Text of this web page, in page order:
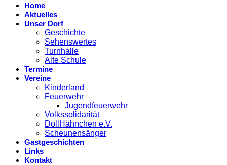
Home
Aktuelles
Unser Dorf
Geschichte
Sehenswertes
Turnhalle
Alte Schule
Termine
Vereine
Kinderland
Feuerwehr
Jugendfeuerwehr
Volkssolidarität
DollHähnchen e.V.
Scheunensänger
Gastgeschichten
Links
Kontakt